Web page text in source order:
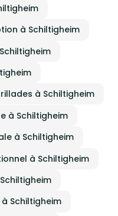
à Schiltigheim
à Schiltigheim
à Schiltigheim
à Schiltigheim
à Schiltigheim
Schiltigheim